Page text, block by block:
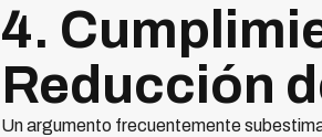
4.
Reducción
Un argumento frecuentemente